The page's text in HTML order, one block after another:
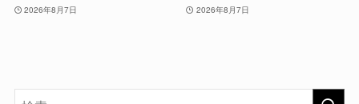
2026年8月7日 2026年8月7日